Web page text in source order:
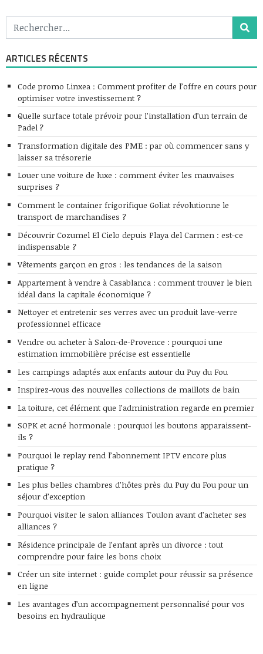
ARTICLES RÉCENTS
Code promo Linxea : Comment profiter de l’offre en cours pour
optimiser votre investissement ?
Quelle surface totale prévoir pour l’installation d’un terrain de
Padel ?
Transformation digitale des PME : par où commencer sans y
laisser sa trésorerie
Louer une voiture de luxe : comment éviter les mauvaises
surprises ?
Comment le container frigorifique Goliat révolutionne le
transport de marchandises ?
Découvrir Cozumel El Cielo depuis Playa del Carmen : est-ce
indispensable ?
Vêtements garçon en gros : les tendances de la saison
Appartement à vendre à Casablanca : comment trouver le bien
idéal dans la capitale économique ?
Nettoyer et entretenir ses verres avec un produit lave-verre
professionnel efficace
Vendre ou acheter à Salon-de-Provence : pourquoi une
estimation immobilière précise est essentielle
Les campings adaptés aux enfants autour du Puy du Fou
Inspirez-vous des nouvelles collections de maillots de bain
La toiture, cet élément que l’administration regarde en premier
SOPK et acné hormonale : pourquoi les boutons apparaissent-
ils ?
Pourquoi le replay rend l’abonnement IPTV encore plus
pratique ?
Les plus belles chambres d’hôtes près du Puy du Fou pour un
séjour d’exception
Pourquoi visiter le salon alliances Toulon avant d’acheter ses
alliances ?
Résidence principale de l’enfant après un divorce : tout
comprendre pour faire les bons choix
Créer un site internet : guide complet pour réussir sa présence
en ligne
Les avantages d’un accompagnement personnalisé pour vos
besoins en hydraulique